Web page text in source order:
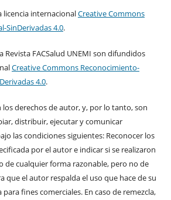
licencia internacionalCreative Commons
SinDerivadas 4.0.
Revista FACSalud UNEMI son difundidos
Creative Commons Reconocimiento-
4.0.
derechos de autor, y, por lo tanto, son
distribuir, ejecutar y comunicar
las condiciones siguientes: Reconocer los
por el autor e indicar si se realizaron
de cualquier forma razonable, pero no de
que el autor respalda el uso que hace de su
fines comerciales. En caso de remezcla,